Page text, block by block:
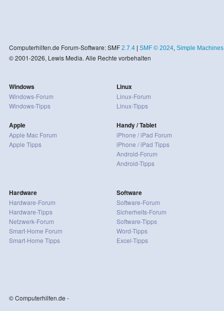
Computerhilfen.de Forum-Software: SMF 2.7.4| SMF © 2024, Simple Machines
© 2001-2026, Lewis Media. Alle Rechte vorbehalten
Windows
Windows-Forum
Windows-Tipps
Apple
Apple Mac Forum
Apple Tipps
Linux
Linux-Forum
Linux-Tipps
Handy / Tablet
iPhone / iPad Forum
iPhone / iPad Tipps
Android-Forum
Android-Tipps
Hardware
Hardware-Forum
Hardware-Tipps
Netzwerk-Forum
Smart-Home Forum
Smart-Home Tipps
Software
Software-Forum
Sicherheits-Forum
Software-Tipps
Word-Tipps
Excel-Tipps
© Computerhilfen.de -